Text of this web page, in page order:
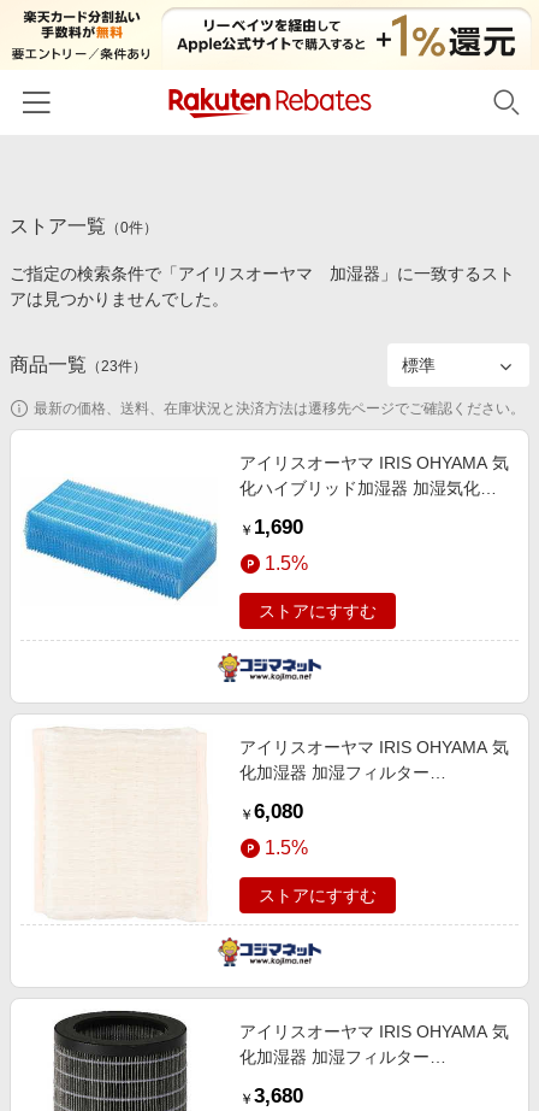
カテゴリー一覧
百貨店・総合ECモール
食品・スイーツ・お酒
コスメ・健康・医薬品
キッズ・ベビー用品
家電・PC・スマホ・カメラ
エンタメ
スポーツ・アウトドア・ゴルフ
旅行・レジャー・ホテル予約
イベント一覧
初回購入者限定特典
対象ストア新規限定特典
電子書籍特集
楽天ペイ導入ストア
楽天サービス特集
わくわく夏特集
Apple公式サイト×楽天カード分割払い
Samsung ボーナスキャンペーン
ストア一覧 （0件）
ご指定の検索条件で「アイリスオーヤマ 加湿器」に一致するスト
アは見つかりませんでした。
商品一覧 （23件）
最新の価格、送料、在庫状況と決済方法は遷移先ページでご確認ください。
アイリスオーヤマ IRIS OHYAMA 気
化ハイブリッド加湿器 加湿気化フ
￥ 1,690
1.5%
ストアにすすむ
アイリスオーヤマ IRIS OHYAMA 気
化加湿器 加湿フィルター
￥ 6,080
1.5%
ストアにすすむ
アイリスオーヤマ IRIS OHYAMA 気
化加湿器 加湿フィルター
￥ 3,680